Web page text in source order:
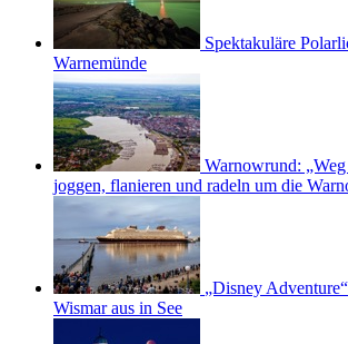
Spektakuläre
Warnemünde
Warnowrund:
joggen, flanieren und radeln um die
„Disney
Wismar aus in See